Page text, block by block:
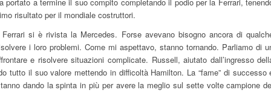
risultato per il mondiale costruttori.
si è rivista la Mercedes. Forse avevano bisogno ancora di
i loro problemi. Come mi aspettavo, stanno tornando. Parliamo di
e risolvere situazioni complicate. Russell, aiutato dall’ingresso
tutto il suo valore mettendo in difficoltà Hamilton. La “fame” di successo
dando la spinta in più per avere la meglio sul sette volte campione